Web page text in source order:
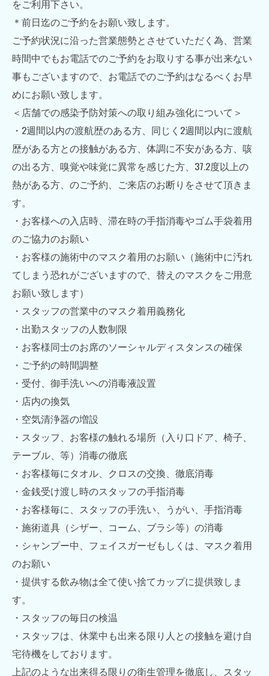
をご利用下さい。
＊ 前日迄のご予約をお願い致します。
ご予約状況に沿った営業態勢とさせていただく為、営業
時間中でもお電話でのご予約をお取りする事が出来ない
事もございますので、お電話でのご予約はなるべくお早
めにお願い致します。
＜店舗での感染予防対策への取り組み強化について＞
・ 2週間以内の渡航歴のある方、同じく 2週間以内に渡航
歴がある方との接触がある方、体調に不安がある方、咳
の出る方、嗅覚や味覚に異常を感じた方、 37.2度以上の
熱がある方、のご予約、ご来店のお断りをさせて頂きま
す。
・お客様への入店時、滞在時の手指消毒やゴム手袋着用
のご協力のお願い
・お客様の施術中のマスク着用のお願い（施術中に汚れ
てしまう恐れがございますので、替えのマスクをご用意
お願い致します）
・スタッフの営業中のマスク着用義務化
・出勤スタッフの人数制限
・お客様同士のお席のソーシャルディスタンスの確保
・ご予約の時間調整
・受付、御手洗いへの消毒液設置
・店内の換気
・空気清浄器の増設
・スタッフ、お客様の触れる場所（入り口ドア、椅子、
テーブル、等）消毒の徹底
・お客様毎にタオル、クロスの交換、徹底消毒
・金銭受け渡し時のスタッフの手指消毒
・お客様毎に、スタッフの手洗い、うがい、手指消毒
・施術道具（シザー、コーム、ブラシ等）の消毒
・シャンプー中、フェイスガーゼもしくは、マスク着用
のお願い
・提供する飲み物は全て使い捨てカップに提供致しま
す。
・スタッフの毎日の検温
・スタッフは、休業中も出来る限り人との接触を避け自
宅待機をしております。
上記のような出来得る限りの衛生管理を徹底し、スタッ